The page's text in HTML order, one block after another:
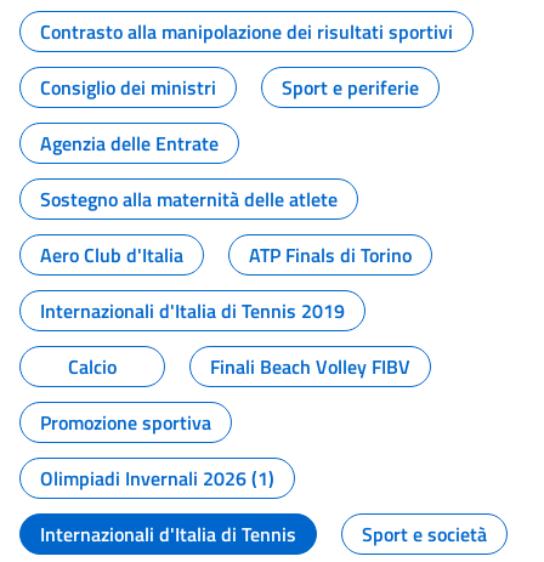
Contrasto alla manipolazione dei risultati sportivi
Consiglio dei ministri
Sport e periferie
Agenzia delle Entrate
Sostegno alla maternità delle atlete
Aero Club d'Italia
ATP Finals di Torino
Internazionali d'Italia di Tennis 2019
Calcio
Finali Beach Volley FIBV
Promozione sportiva
Olimpiadi Invernali 2026 (1)
Internazionali d'Italia di Tennis
Sport e società